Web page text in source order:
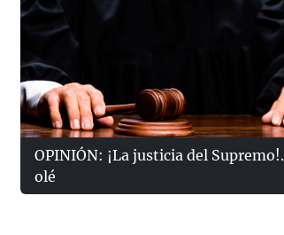
OPINIÓN: ¡La justicia del
olé